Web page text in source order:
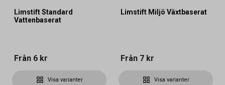
Limstift Standard
Vattenbaserat
Från 6 kr
Visa varianter
Limstift Miljö Växtbaserat
Från 7 kr
Visa varianter